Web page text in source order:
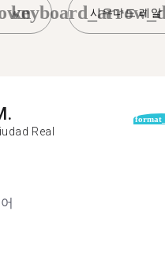
시우다드 레알
Real